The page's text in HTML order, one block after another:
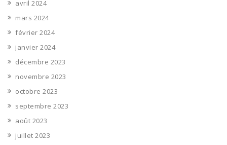
avril 2024
mars 2024
février 2024
janvier 2024
décembre 2023
novembre 2023
octobre 2023
septembre 2023
août 2023
juillet 2023